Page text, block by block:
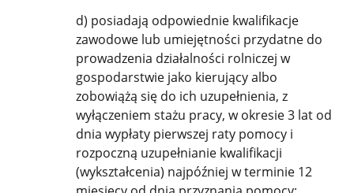
d) posiadają odpowiednie kwalifikacje
zawodowe lub umiejętności przydatne do
prowadzenia działalności rolniczej w
gospodarstwie jako kierujący albo
zobowiążą się do ich uzupełnienia, z
wyłączeniem stażu pracy, w okresie 3 lat od
dnia wypłaty pierwszej raty pomocy i
rozpoczną uzupełnianie kwalifikacji
(wykształcenia) najpóźniej w terminie 12